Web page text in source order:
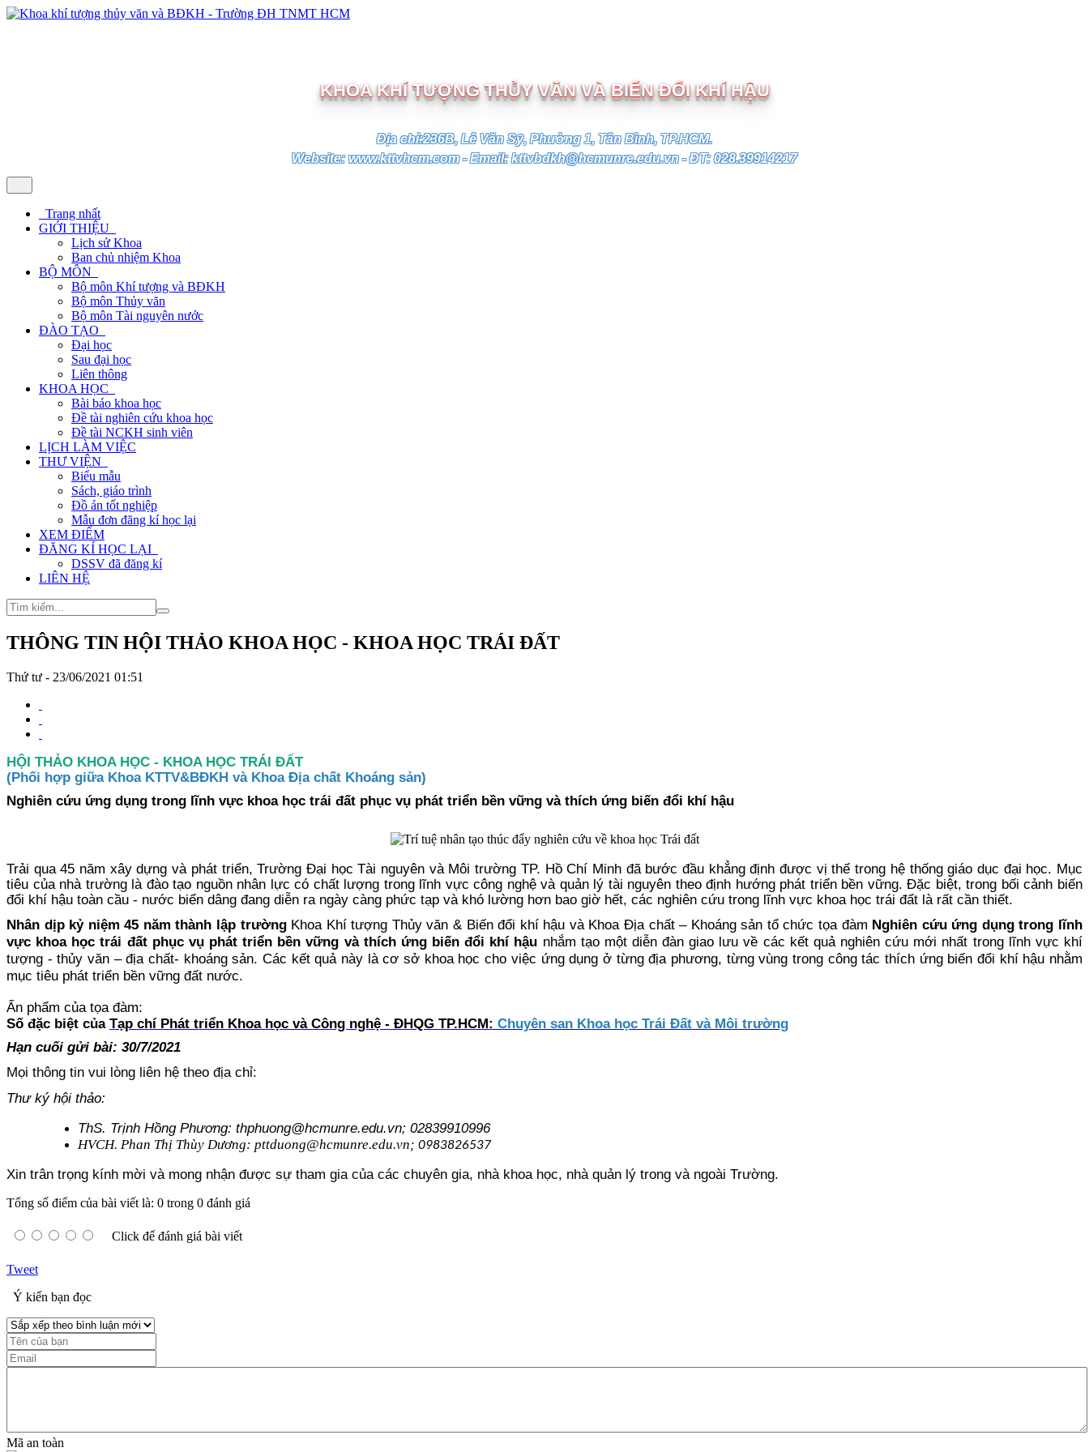
KHOA KHÍ TƯỢNG THỦY VĂN VÀ BIẾN ĐỔI KHÍ HẬU
Địa chỉ:236B, Lê Văn Sỹ, Phường 1, Tân Bình, TP.HCM.
Website: www.kttvhcm.com - Email: kttvbdkh@hcmunre.edu.vn - ĐT: 028.39914217
Trang nhất
GIỚI THIỆU
Lịch sử Khoa
Ban chủ nhiệm Khoa
BỘ MÔN
Bộ môn Khí tượng và BĐKH
Bộ môn Thủy văn
Bộ môn Tài nguyên nước
ĐÀO TẠO
Đại học
Sau đại học
Liên thông
KHOA HỌC
Bài báo khoa học
Đề tài nghiên cứu khoa học
Đề tài NCKH sinh viên
LỊCH LÀM VIỆC
THƯ VIỆN
Biểu mẫu
Sách, giáo trình
Đồ án tốt nghiệp
Mẫu đơn đăng kí học lại
XEM ĐIỂM
ĐĂNG KÍ HỌC LẠI
DSSV đã đăng kí
LIÊN HỆ
THÔNG TIN HỘI THẢO KHOA HỌC - KHOA HỌC TRÁI ĐẤT
Thứ tư - 23/06/2021 01:51
HỘI THẢO KHOA HỌC - KHOA HỌC TRÁI ĐẤT
(Phối hợp giữa Khoa KTTV&BĐKH và Khoa Địa chất Khoáng sản)
Nghiên cứu ứng dụng trong lĩnh vực khoa học trái đất phục vụ phát triển bền vững và thích ứng biến đổi khí hậu
Trải qua 45 năm xây dựng và phát triển, Trường Đại học Tài nguyên và Môi trường TP. Hồ Chí Minh đã bước đầu khẳng định được vị thế trong hệ thống giáo dục đại học. Mục
tiêu của nhà trường là đào tạo nguồn nhân lực có chất lượng trong lĩnh vực công nghệ và quản lý tài nguyên theo định hướng phát triển bền vững. Đặc biệt, trong bối cảnh biến
đổi khí hậu toàn cầu - nước biển dâng đang diễn ra ngày càng phức tạp và khó lường hơn bao giờ hết, các nghiên cứu trong lĩnh vực khoa học trái đất là rất cần thiết.
Nhân dịp kỷ niệm 45 năm thành lập trường Khoa Khí tượng Thủy văn & Biến đổi khí hậu và Khoa Địa chất – Khoáng sản tổ chức tọa đàm Nghiên cứu ứng dụng trong lĩnh
vực khoa học trái đất phục vụ phát triển bền vững và thích ứng biến đổi khí hậu nhắm tạo một diễn đàn giao lưu về các kết quả nghiên cứu mới nhất trong lĩnh vực khí
tượng - thủy văn – địa chất- khoáng sản. Các kết quả này là cơ sở khoa học cho việc ứng dụng ở từng địa phương, từng vùng trong công tác thích ứng biến đổi khí hậu nhằm
mục tiêu phát triển bền vững đất nước.
Ấn phẩm của tọa đàm:
Số đặc biệt của Tạp chí Phát triển Khoa học và Công nghệ - ĐHQG TP.HCM: Chuyên san Khoa học Trái Đất và Môi trường
Hạn cuối gửi bài: 30/7/2021
Mọi thông tin vui lòng liên hệ theo địa chỉ:
Thư ký hội thảo:
ThS. Trịnh Hồng Phương: thphuong@hcmunre.edu.vn; 02839910996
HVCH. Phan Thị Thùy Dương: pttduong@hcmunre.edu.vn; 0983826537
Xin trân trọng kính mời và mong nhận được sự tham gia của các chuyên gia, nhà khoa học, nhà quản lý trong và ngoài Trường.
Tổng số điểm của bài viết là: 0 trong 0 đánh giá
Click để đánh giá bài viết
Tweet
Ý kiến bạn đọc
Mã an toàn